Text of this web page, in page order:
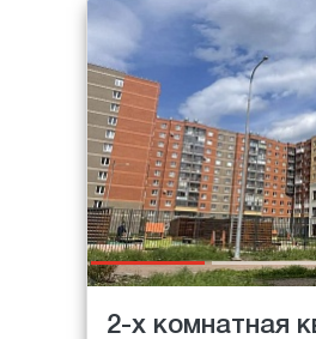
2-х комнатная